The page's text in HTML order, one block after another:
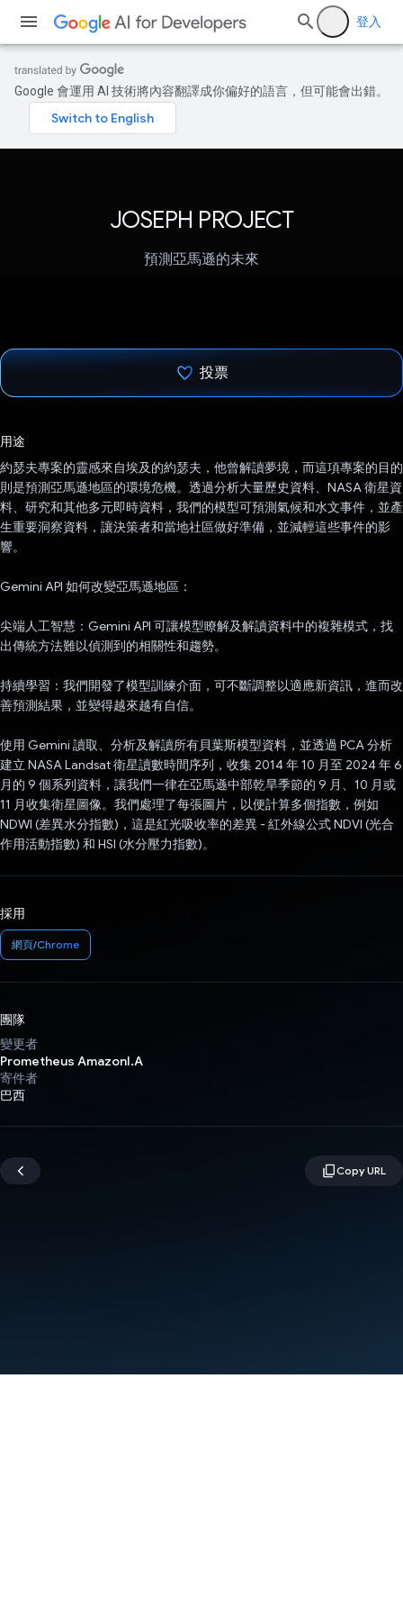
登入
Google 會運用 AI 技術將內容翻譯成你偏好的語言，但可能會出錯。
JOSEPH PROJECT
預測亞馬遜的未來
投票
用途
約瑟夫專案的靈感來自埃及的約瑟夫，他曾解讀夢境，而這項專案的目的
則是預測亞馬遜地區的環境危機。透過分析大量歷史資料、NASA 衛星資
料、研究和其他多元即時資料，我們的模型可預測氣候和水文事件，並產
生重要洞察資料，讓決策者和當地社區做好準備，並減輕這些事件的影
響。
Gemini API 如何改變亞馬遜地區：
尖端人工智慧：Gemini API 可讓模型瞭解及解讀資料中的複雜模式，找
出傳統方法難以偵測到的相關性和趨勢。
持續學習：我們開發了模型訓練介面，可不斷調整以適應新資訊，進而改
善預測結果，並變得越來越有自信。
使用 Gemini 讀取、分析及解讀所有貝葉斯模型資料，並透過 PCA 分析
建立 NASA Landsat 衛星讀數時間序列，收集 2014 年 10 月至 2024 年 6
月的 9 個系列資料，讓我們一律在亞馬遜中部乾旱季節的 9 月、10 月或
11 月收集衛星圖像。我們處理了每張圖片，以便計算多個指數，例如
NDWI (差異水分指數)，這是紅光吸收率的差異 - 紅外線公式 NDVI (光合
作用活動指數) 和 HSI (水分壓力指數)。
採用
網頁/Chrome
團隊
變更者
Prometheus AmazonI.A
寄件者
巴西